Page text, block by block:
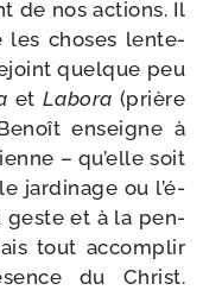
de nos actions. Il
les choses len­te­
quelque peu
et Labora (prière
enseigne à
– qu’elle soit
jar­di­nage ou l’é­
geste et à la pen­
tout accom­plir
du Christ.